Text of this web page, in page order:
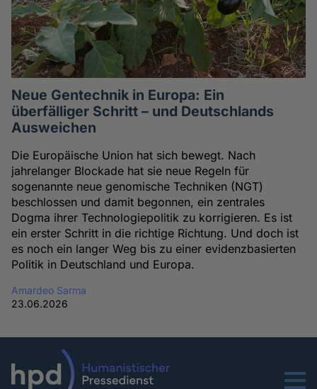
Neue Gentechnik in Europa: Ein
überfälliger Schritt – und Deutschlands
Ausweichen
Die Europäische Union hat sich bewegt. Nach
jahrelanger Blockade hat sie neue Regeln für
sogenannte neue genomische Techniken (NGT)
beschlossen und damit begonnen, ein zentrales
Dogma ihrer Technologiepolitik zu korrigieren. Es ist
ein erster Schritt in die richtige Richtung. Und doch ist
es noch ein langer Weg bis zu einer evidenzbasierten
Politik in Deutschland und Europa.
Amardeo Sarma
23.06.2026
Menu